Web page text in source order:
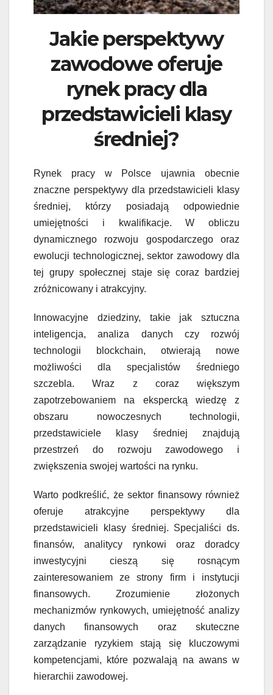
Jakie perspektywy
zawodowe oferuje
rynek pracy dla
przedstawicieli klasy
średniej?
Rynek pracy w Polsce ujawnia obecnie
znaczne perspektywy dla przedstawicieli klasy
średniej, którzy posiadają odpowiednie
umiejętności i kwalifikacje. W obliczu
dynamicznego rozwoju gospodarczego oraz
ewolucji technologicznej, sektor zawodowy dla
tej grupy społecznej staje się coraz bardziej
zróżnicowany i atrakcyjny.
Innowacyjne dziedziny, takie jak sztuczna
inteligencja, analiza danych czy rozwój
technologii blockchain, otwierają nowe
możliwości dla specjalistów średniego
szczebla. Wraz z coraz większym
zapotrzebowaniem na ekspercką wiedzę z
obszaru nowoczesnych technologii,
przedstawiciele klasy średniej znajdują
przestrzeń do rozwoju zawodowego i
zwiększenia swojej wartości na rynku.
Warto podkreślić, że sektor finansowy również
oferuje atrakcyjne perspektywy dla
przedstawicieli klasy średniej. Specjaliści ds.
finansów, analitycy rynkowi oraz doradcy
inwestycyjni cieszą się rosnącym
zainteresowaniem ze strony firm i instytucji
finansowych. Zrozumienie złożonych
mechanizmów rynkowych, umiejętność analizy
danych finansowych oraz skuteczne
zarządzanie ryzykiem stają się kluczowymi
kompetencjami, które pozwalają na awans w
hierarchii zawodowej.